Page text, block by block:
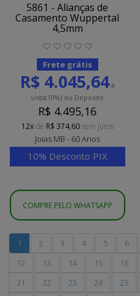
5861 - Alianças de
Casamento Wuppertal
4,5mm
Frete grátis
R$ 4.045,64à
vista(10%) ou Deposito
R$ 4.495,16
12xde R$ 374,60sem juros
Joias MB - 60 Anos
10% Desconto PIX
COMPRE PELO WHATSAPP
1 2 3 4 5 6
12
13 14 15 16
21
22 23 24 25